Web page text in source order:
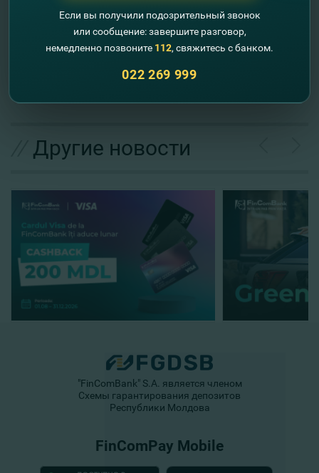
Добро пожаловать в цифровой финансовый мир с
#FinComEducation!
Другие новости
"FinComBank" S.A. является членом
Схемы гарантирования депозитов
Республики Молдова
FinComPay Mobile
Если вы получили подозрительный звонок
или сообщение: завершите разговор,
немедленно позвоните 112, свяжитесь с банком.
022 269 999